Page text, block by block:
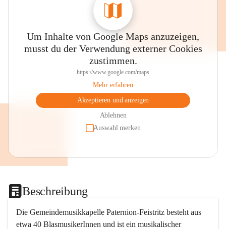
Um Inhalte von Google Maps anzuzeigen,
musst du der Verwendung externer Cookies
zustimmen.
https://www.google.com/maps
Mehr erfahren
Akzeptieren und anzeigen
Ablehnen
Auswahl merken
Beschreibung
Die Gemeindemusikkapelle Paternion-Feistritz besteht aus
etwa 40 BlasmusikerInnen und ist ein musikalischer